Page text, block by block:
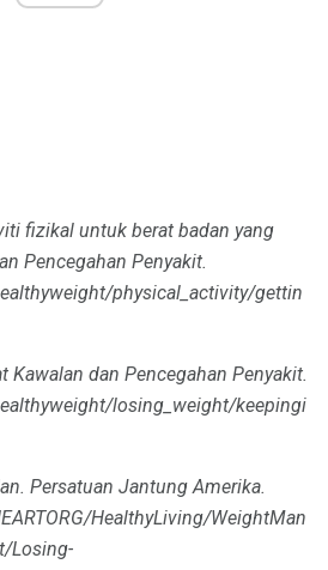
fizikal untuk berat badan yang
Pencegahan Penyakit.
physical_activity/gettin
Kawalan dan Pencegahan Penyakit.
losing_weight/keepingi
Persatuan Jantung Amerika.
HealthyLiving/WeightMan
Losing-